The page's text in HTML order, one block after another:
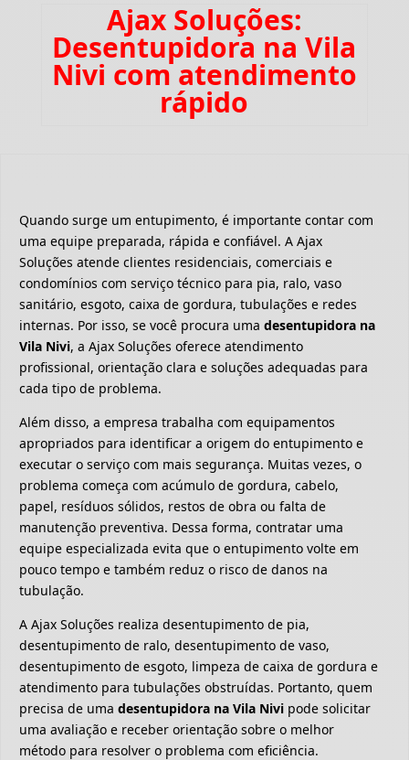
Ajax Soluções:
Desentupidora na Vila
Nivi com atendimento
rápido
Quando surge um entupimento, é importante contar com
uma equipe preparada, rápida e confiável. A Ajax
Soluções atende clientes residenciais, comerciais e
condomínios com serviço técnico para pia, ralo, vaso
sanitário, esgoto, caixa de gordura, tubulações e redes
internas. Por isso, se você procura uma desentupidora na
Vila Nivi, a Ajax Soluções oferece atendimento
profissional, orientação clara e soluções adequadas para
cada tipo de problema.
Além disso, a empresa trabalha com equipamentos
apropriados para identificar a origem do entupimento e
executar o serviço com mais segurança. Muitas vezes, o
problema começa com acúmulo de gordura, cabelo,
papel, resíduos sólidos, restos de obra ou falta de
manutenção preventiva. Dessa forma, contratar uma
equipe especializada evita que o entupimento volte em
pouco tempo e também reduz o risco de danos na
tubulação.
A Ajax Soluções realiza desentupimento de pia,
desentupimento de ralo, desentupimento de vaso,
desentupimento de esgoto, limpeza de caixa de gordura e
atendimento para tubulações obstruídas. Portanto, quem
precisa de uma desentupidora na Vila Nivi pode solicitar
uma avaliação e receber orientação sobre o melhor
método para resolver o problema com eficiência.